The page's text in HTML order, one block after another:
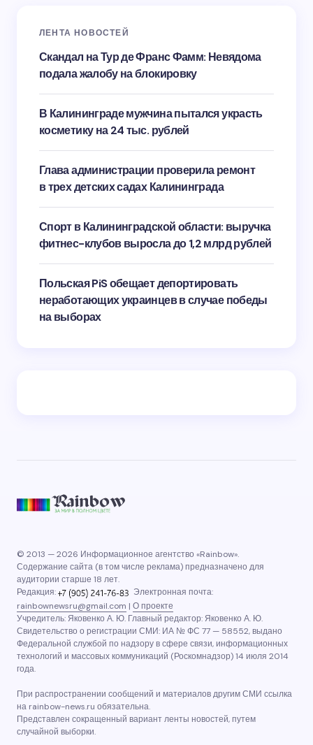
ЛЕНТА НОВОСТЕЙ
Скандал на Тур де Франс Фамм: Невядома
подала жалобу на блокировку
В Калининграде мужчина пытался украсть
косметику на 24 тыс. рублей
Глава администрации проверила ремонт
в трех детских садах Калининграда
Спорт в Калининградской области: выручка
фитнес-клубов выросла до 1,2 млрд рублей
Польская PiS обещает депортировать
неработающих украинцев в случае победы
на выборах
© 2013 — 2026 Информационное агентство «Rainbow».
Содержание сайта (в том числе реклама) предназначено для
аудитории старше 18 лет.
Редакция:
Электронная почта:
rainbownewsru@gmail.com | О проекте
Учредитель: Яковенко А. Ю. Главный редактор: Яковенко А. Ю.
Свидетельство о регистрации СМИ: ИА № ФС 77 — 58552, выдано
Федеральной службой по надзору в сфере связи, информационных
технологий и массовых коммуникаций (Роскомнадзор) 14 июля 2014
года.
При распространении сообщений и материалов другим СМИ ссылка
на rainbow-news.ru обязательна.
Представлен сокращенный вариант ленты новостей, путем
случайной выборки.